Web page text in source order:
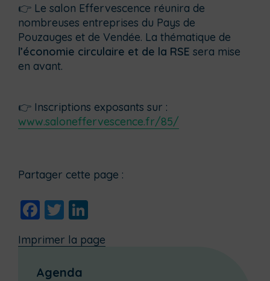
👉 Le salon Effervescence réunira de
nombreuses entreprises du Pays de
Pouzauges et de Vendée. La thématique de
l’économie circulaire et de la RSE sera mise
en avant.
👉 Inscriptions exposants sur :
www.saloneffervescence.fr/85/
Partager cette page :
Facebook
Twitter
Imprimer la page
Agenda